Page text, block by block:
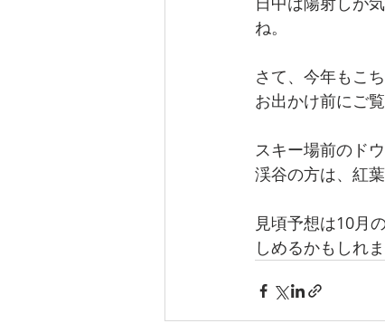
ね。
さて、今年もこ
お出かけ前にご
スキー場前のド
渓谷の方は、紅
見頃予想は10月
しめるかもしれま